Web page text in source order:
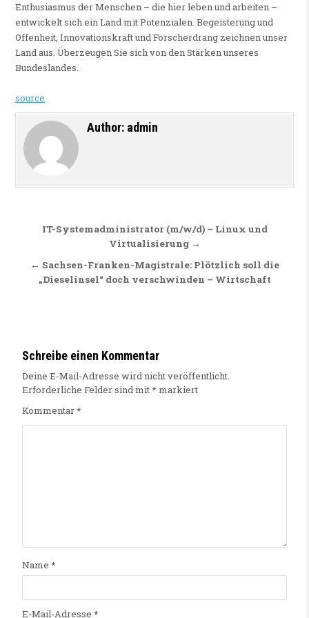
Enthusiasmus der Menschen – die hier leben und arbeiten –
entwickelt sich ein Land mit Potenzialen. Begeisterung und
Offenheit, Innovationskraft und Forscherdrang zeichnen unser
Land aus. Überzeugen Sie sich von den Stärken unseres
Bundeslandes.
source
Author: admin
Beitragsnavigation
IT-Systemadministrator (m/w/d) – Linux und
Virtualisierung →
← Sachsen-Franken-Magistrale: Plötzlich soll die
„Dieselinsel“ doch verschwinden – Wirtschaft
Schreibe einen Kommentar
Deine E-Mail-Adresse wird nicht veröffentlicht.
Erforderliche Felder sind mit* markiert
Kommentar*
Name *
E-Mail-Adresse *